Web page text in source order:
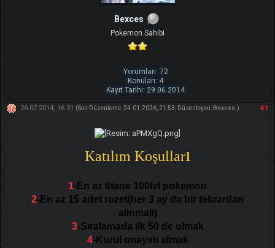
Bexces
Pokemon Sahibi
Yorumları: 72
Konuları: 4
Kayıt Tarihi: 29.06.2014
#1
26.07.2014, 16:31 (Son Düzenleme: 24.01.2026, 21:53, Düzenleyen: Bexces.)
Katılım Koşulları
1-En az 6tane 100lvl pokemon
2-En az 15 adet rozet(her 3 ay da bir tekrardan
alınmalı)
3-Sıralamada ilk 50 de olmak
4-Kurul onayını almak